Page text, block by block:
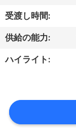
い
て
工
旅
行
受渡し時間:
供給の能力:
ハイライト: